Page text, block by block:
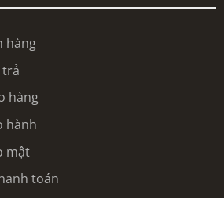
hàng
trả
hàng
hành
mật
toán